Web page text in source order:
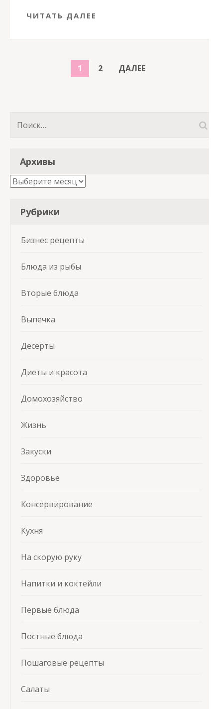
ЧИТАТЬ ДАЛЕЕ
ПАГИНАЦИЯСТРАНИЦА
1 СТРАНИЦА
2 ДАЛЕЕ
Найти:
Архивы
Архивы
Рубрики
Бизнес рецепты
Блюда из рыбы
Вторые блюда
Выпечка
Десерты
Диеты и красота
Домохозяйство
Жизнь
Закуски
Здоровье
Консервирование
Кухня
На скорую руку
Напитки и коктейли
Первые блюда
Постные блюда
Пошаговые рецепты
Салаты